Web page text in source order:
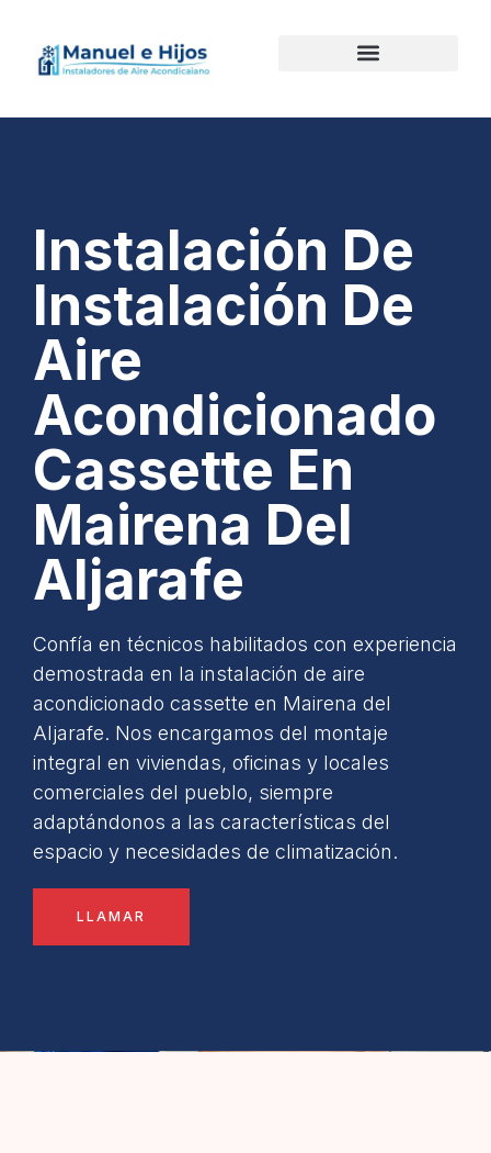
Instalación De
Instalación De
Aire
Acondicionado
Cassette En
Mairena Del
Aljarafe
Confía en técnicos habilitados con experiencia
demostrada en la instalación de aire
acondicionado cassette en Mairena del
Aljarafe. Nos encargamos del montaje
integral en viviendas, oficinas y locales
comerciales del pueblo, siempre
adaptándonos a las características del
espacio y necesidades de climatización.
LLAMAR